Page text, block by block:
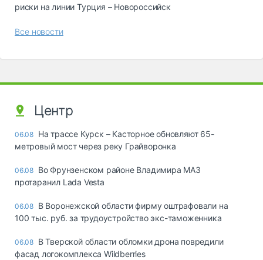
риски на линии Турция – Новороссийск
Все новости
Центр
06.08 На трассе Курск – Касторное обновляют 65-
метровый мост через реку Грайворонка
06.08 Во Фрунзенском районе Владимира МАЗ
протаранил Lada Vesta
06.08 В Воронежской области фирму оштрафовали на
100 тыс. руб. за трудоустройство экс-таможенника
06.08 В Тверской области обломки дрона повредили
фасад логокомплекса Wildberries